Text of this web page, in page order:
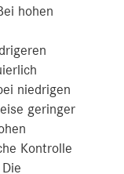
hohen
niedrigen
geringer
Kontrolle